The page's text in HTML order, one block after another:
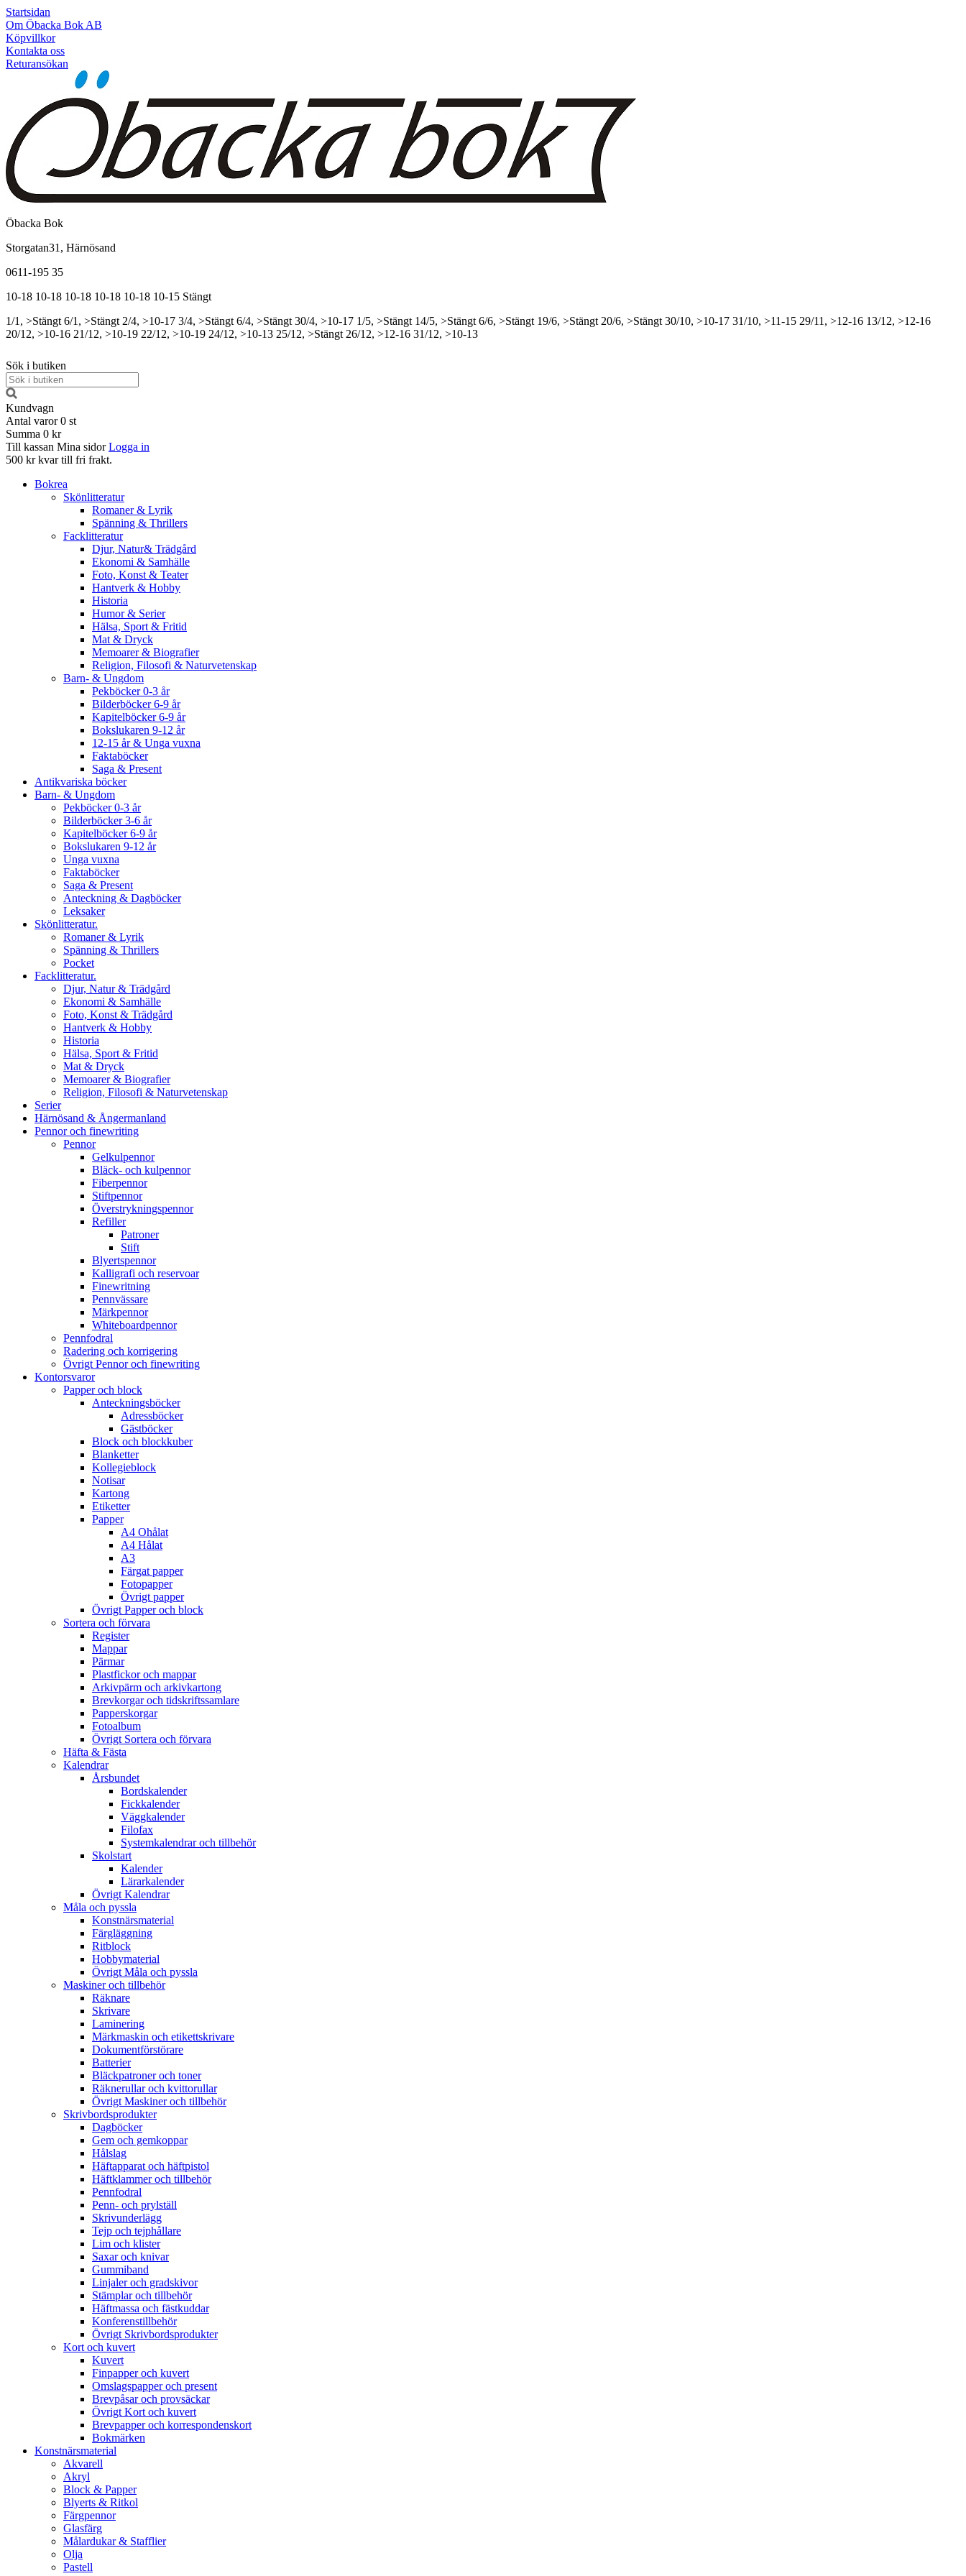
Startsidan
Om Öbacka Bok AB
Köpvillkor
Kontakta oss
Returansökan
Öbacka Bok
Storgatan31, Härnösand
0611-195 35
10-18 10-18 10-18 10-18 10-18 10-15 Stängt
1/1, >Stängt 6/1, >Stängt 2/4, >10-17 3/4, >Stängt 6/4, >Stängt 30/4, >10-17 1/5, >Stängt 14/5, >Stängt 6/6, >Stängt 19/6, >Stängt 20/6, >Stängt 30/10, >10-17 31/10, >11-15 29/11, >12-16 13/12, >12-16
20/12, >10-16 21/12, >10-19 22/12, >10-19 24/12, >10-13 25/12, >Stängt 26/12, >12-16 31/12, >10-13
Sök i butiken
Kundvagn
Antal varor 0 st
Summa 0 kr
Till kassan Mina sidor Logga in
500 kr kvar till fri frakt.
Bokrea
Skönlitteratur
Romaner & Lyrik
Spänning & Thrillers
Facklitteratur
Djur, Natur& Trädgård
Ekonomi & Samhälle
Foto, Konst & Teater
Hantverk & Hobby
Historia
Humor & Serier
Hälsa, Sport & Fritid
Mat & Dryck
Memoarer & Biografier
Religion, Filosofi & Naturvetenskap
Barn- & Ungdom
Pekböcker 0-3 år
Bilderböcker 6-9 år
Kapitelböcker 6-9 år
Bokslukaren 9-12 år
12-15 år & Unga vuxna
Faktaböcker
Saga & Present
Antikvariska böcker
Barn- & Ungdom
Pekböcker 0-3 år
Bilderböcker 3-6 år
Kapitelböcker 6-9 år
Bokslukaren 9-12 år
Unga vuxna
Faktaböcker
Saga & Present
Anteckning & Dagböcker
Leksaker
Skönlitteratur.
Romaner & Lyrik
Spänning & Thrillers
Pocket
Facklitteratur.
Djur, Natur & Trädgård
Ekonomi & Samhälle
Foto, Konst & Trädgård
Hantverk & Hobby
Historia
Hälsa, Sport & Fritid
Mat & Dryck
Memoarer & Biografier
Religion, Filosofi & Naturvetenskap
Serier
Härnösand & Ångermanland
Pennor och finewriting
Pennor
Gelkulpennor
Bläck- och kulpennor
Fiberpennor
Stiftpennor
Överstrykningspennor
Refiller
Patroner
Stift
Blyertspennor
Kalligrafi och reservoar
Finewritning
Pennvässare
Märkpennor
Whiteboardpennor
Pennfodral
Radering och korrigering
Övrigt Pennor och finewriting
Kontorsvaror
Papper och block
Anteckningsböcker
Adressböcker
Gästböcker
Block och blockkuber
Blanketter
Kollegieblock
Notisar
Kartong
Etiketter
Papper
A4 Ohålat
A4 Hålat
A3
Färgat papper
Fotopapper
Övrigt papper
Övrigt Papper och block
Sortera och förvara
Register
Mappar
Pärmar
Plastfickor och mappar
Arkivpärm och arkivkartong
Brevkorgar och tidskriftssamlare
Papperskorgar
Fotoalbum
Övrigt Sortera och förvara
Häfta & Fästa
Kalendrar
Årsbundet
Bordskalender
Fickkalender
Väggkalender
Filofax
Systemkalendrar och tillbehör
Skolstart
Kalender
Lärarkalender
Övrigt Kalendrar
Måla och pyssla
Konstnärsmaterial
Färgläggning
Ritblock
Hobbymaterial
Övrigt Måla och pyssla
Maskiner och tillbehör
Räknare
Skrivare
Laminering
Märkmaskin och etikettskrivare
Dokumentförstörare
Batterier
Bläckpatroner och toner
Räknerullar och kvittorullar
Övrigt Maskiner och tillbehör
Skrivbordsprodukter
Dagböcker
Gem och gemkoppar
Hålslag
Häftapparat och häftpistol
Häftklammer och tillbehör
Pennfodral
Penn- och prylställ
Skrivunderlägg
Tejp och tejphållare
Lim och klister
Saxar och knivar
Gummiband
Linjaler och gradskivor
Stämplar och tillbehör
Häftmassa och fästkuddar
Konferenstillbehör
Övrigt Skrivbordsprodukter
Kort och kuvert
Kuvert
Finpapper och kuvert
Omslagspapper och present
Brevpåsar och provsäckar
Övrigt Kort och kuvert
Brevpapper och korrespondenskort
Bokmärken
Konstnärsmaterial
Akvarell
Akryl
Block & Papper
Blyerts & Ritkol
Färgpennor
Glasfärg
Målardukar & Stafflier
Olja
Pastell